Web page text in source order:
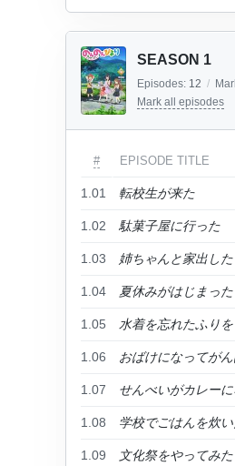
SEASON 1
Episodes: 12 /
Mark all episodes
# EPISODE TITLE
1.01 転校生が来た
1.02 駄菓子屋に行った
1.03 姉ちゃんと家出した
1.04 夏休みがはじまった
1.05 水着を忘れたふり
1.06 おばけになってが
1.07 せんべいがカレー
1.08 学校でごはんを炊
1.09 文化祭をやってみた